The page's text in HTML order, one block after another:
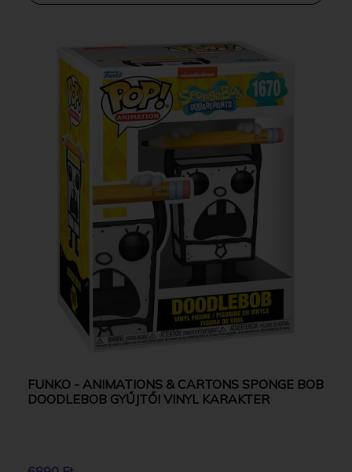
FUNKO - ANIMATIONS & CARTONS SPONGE BOB
DOODLEBOB GYŰJTŐI VINYL KARAKTER